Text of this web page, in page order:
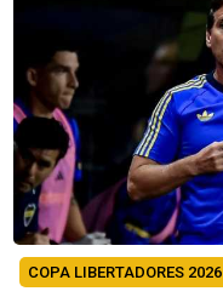
COPA LIBERTADORES 2026